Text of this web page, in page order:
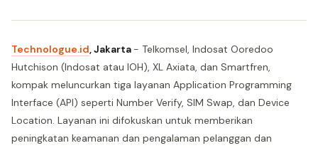
Technologue.id, Jakarta - Telkomsel, Indosat Ooredoo
Hutchison (Indosat atau IOH), XL Axiata, dan Smartfren,
kompak meluncurkan tiga layanan Application Programming
Interface (API) seperti Number Verify, SIM Swap, dan Device
Location. Layanan ini difokuskan untuk memberikan
peningkatan keamanan dan pengalaman pelanggan dan